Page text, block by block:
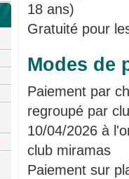
18 ans)
Gratuité pour
Modes de
Paiement par
regroupé par
10/04/2026 à
club miramas
Paiement sur